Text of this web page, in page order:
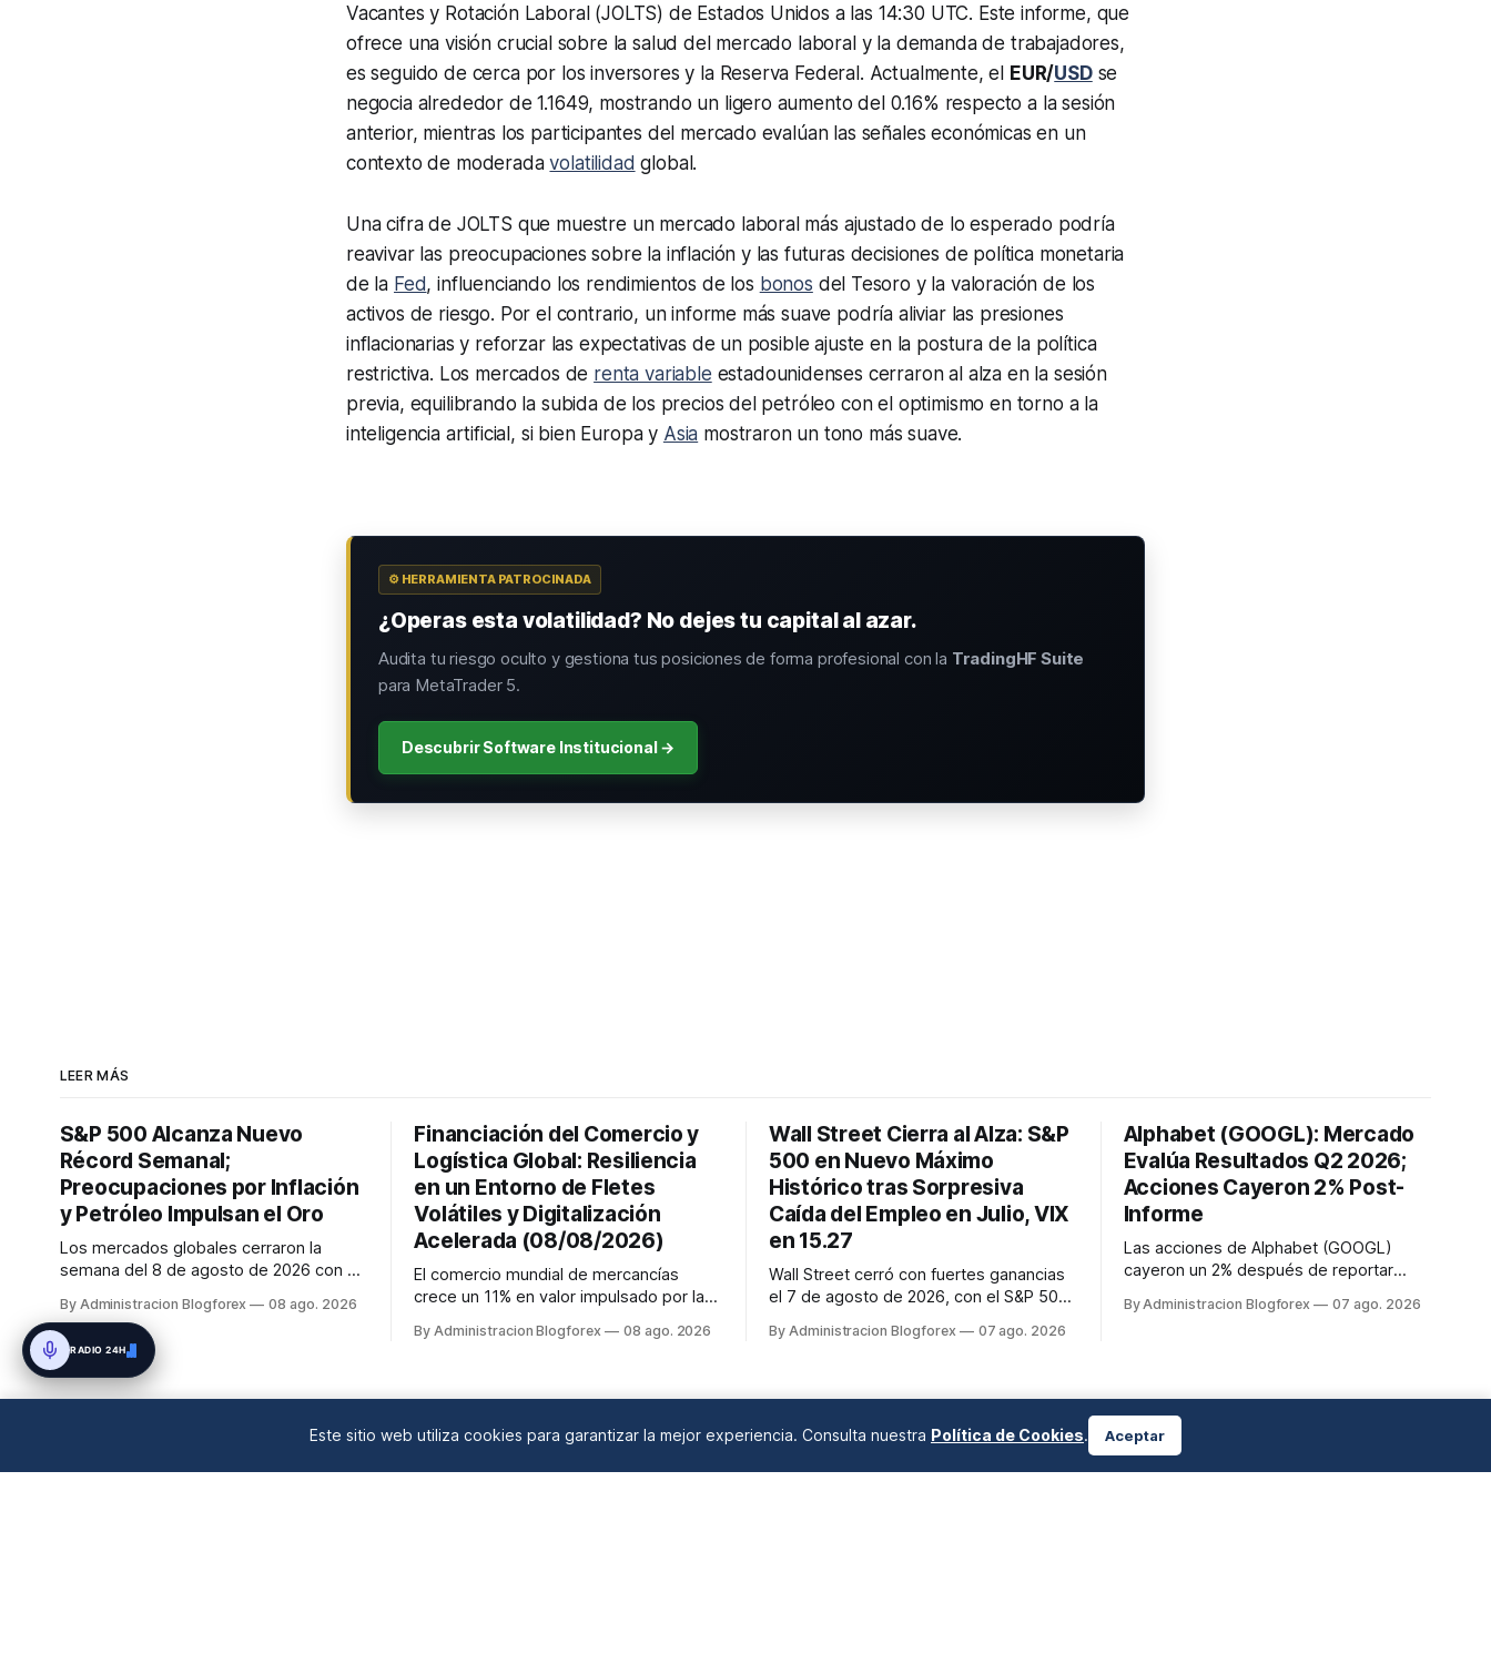
Vacantes y Rotación Laboral (JOLTS) de Estados Unidos a las 14:30 UTC. Este informe, que
ofrece una visión crucial sobre la salud del mercado laboral y la demanda de trabajadores,
es seguido de cerca por los inversores y la Reserva Federal. Actualmente, el
EUR/USDse
negocia alrededor de 1.1649, mostrando un ligero aumento del 0.16% respecto a la sesión
anterior, mientras los participantes del mercado evalúan las señales económicas en un
contexto de moderadavolatilidad global.
Una cifra de JOLTS que muestre un mercado laboral más ajustado de lo esperado podría
reavivar las preocupaciones sobre la inflación y las futuras decisiones de política monetaria
de la Fed, influenciando los rendimientos de los bonos del Tesoro y la valoración de los
activos de riesgo. Por el contrario, un informe más suave podría aliviar las presiones
inflacionarias y reforzar las expectativas de un posible ajuste en la postura de la política
restrictiva. Los mercados de renta variable estadounidenses cerraron al alza en la sesión
previa, equilibrando la subida de los precios del petróleo con el optimismo en torno a la
inteligencia artificial, si bien Europa y Asia mostraron un tono más suave.
⚙️ HERRAMIENTA PATROCINADA
¿Operas esta volatilidad? No dejes tu capital al azar.
Audita tu riesgo oculto y gestiona tus posiciones de forma profesional con la TradingHF Suite
para MetaTrader 5.
Descubrir Software Institucional →
LEER MÁS
S&P 500 Alcanza Nuevo
Récord Semanal;
Preocupaciones por Inflación
y Petróleo Impulsan el Oro
Los mercados globales cerraron la
semana del 8 de agosto de 2026 con el
históricos impulsado por el sector
tecnológico y la IA. La renta fija vio una
caída en los rendimientos del Tesoro de
EE. UU. tras un informe de empleo más
débil. El petróleo se mantuvo al ...
By Administracion Blogforex 08 ago. 2026
Financiación del Comercio y
Logística Global: Resiliencia
en un Entorno de Fletes
Volátiles y Digitalización
Acelerada (08/08/2026)
El comercio mundial de mercancías
crece un 11% en valor impulsado por la
aéreos mantienen su volatilidad y
en un 90% del crédito, se digitaliza y el
By Administracion Blogforex 08 ago. 2026
Wall Street Cierra al Alza: S&P
500 en Nuevo Máximo
Histórico tras Sorpresiva
Caída del Empleo en Julio, VIX
en 15.27
Wall Street cerró con fuertes ganancias
el 7 de agosto de 2026, con el S&P 500
7,757.64 puntos (+0.6%). El Dow Jones
empleo de julio inesperadamente ...
By Administracion Blogforex 07 ago. 2026
Alphabet (GOOGL): Mercado
Evalúa Resultados Q2 2026;
Acciones Cayeron 2% Post-
Informe
Las acciones de Alphabet (GOOGL)
cayeron un 2% después de reportar
2026, a pesar de superar las
IA.
By Administracion Blogforex 07 ago. 2026
Este sitio web utiliza cookies para garantizar la mejor experiencia. Consulta nuestra Política de Cookies. Aceptar
RADIO 24H